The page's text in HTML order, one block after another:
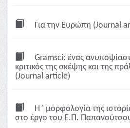
Για την Eυρώπη (Journal
Gramsci: ένας
κριτικός της σκέψης και της
(Journal article)
H ' μορφολογία της
στο έργο του E.Π.